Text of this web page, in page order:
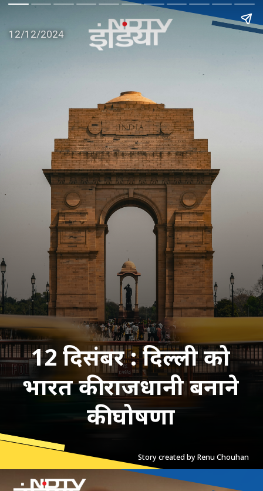
12 दिसंबर : दिल्ली को
भारत की राजधानी बनाने
की घोषणा
Story created by Renu Chouhan
12/12/2024